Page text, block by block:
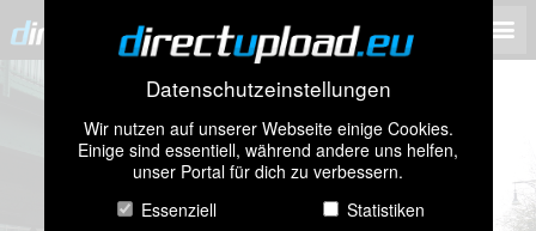
Datenschutzeinstellungen
Wir nutzen auf unserer Webseite einige Cookies.
Einige sind essentiell, während andere uns helfen,
unser Portal für dich zu verbessern.
Essenziell
Statistiken